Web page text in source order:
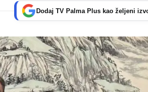
Dodaj TV Palma Plus kao željeni